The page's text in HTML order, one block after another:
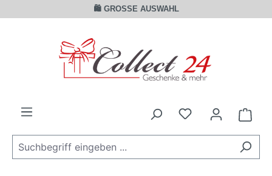
Zum Hauptinhalt springen🛍️ GROSSE AUSWAHL